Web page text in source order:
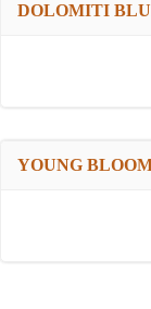
DOLOMITI
YOUNG